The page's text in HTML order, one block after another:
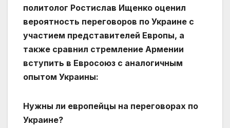
политолог Ростислав Ищенко оценил
вероятность переговоров по Украине с
участием представителей Европы, а
также сравнил стремление Армении
вступить в Евросоюз с аналогичным
опытом Украины:
Нужны ли европейцы на переговорах по
Украине?